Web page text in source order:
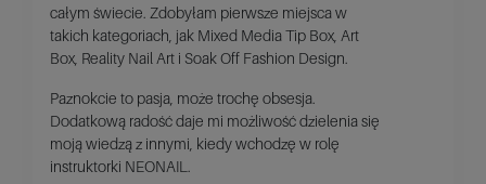
całym świecie. Zdobyłam pierwsze miejsca w
takich kategoriach, jak Mixed Media Tip Box, Art
Box, Reality Nail Art i Soak Off Fashion Design.
Paznokcie to pasja, może trochę obsesja.
Dodatkową radość daje mi możliwość dzielenia się
moją wiedzą z innymi, kiedy wchodzę w rolę
instruktorki NEONAIL.